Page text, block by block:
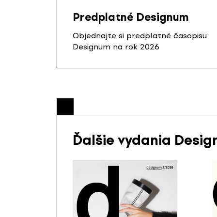
Predplatné Designum
Objednajte si predplatné časopisu
Designum na rok 2026
Ďalšie vydania